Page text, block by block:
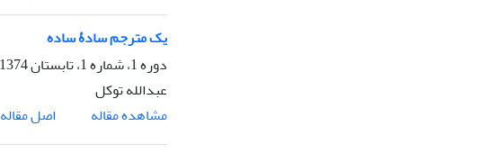
یک مترجم سادۀ ساده
دوره 1، شماره 1، تابستان 1374، صفحه
عبدالله توکل
مشاهده مقاله
اصل مقاله